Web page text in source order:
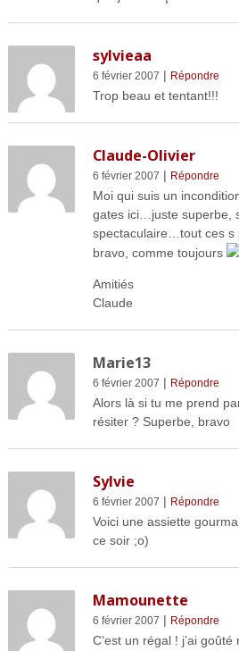
sylvieaa
6 février 2007 | Répondre
Trop beau et tentant!!!
Claude-Olivier
6 février 2007 | Répondre
Moi qui suis un
gates ici…juste superbe,
spectaculaire…tout ces s
bravo, comme toujours
Amitiés
Claude
Marie13
6 février 2007 | Répondre
Alors là si tu me prend
résiter ? Superbe, bravo
Sylvie
6 février 2007 | Répondre
Voici une assiette
ce soir ;o)
Mamounette
6 février 2007 | Répondre
C’est un régal ! j’ai